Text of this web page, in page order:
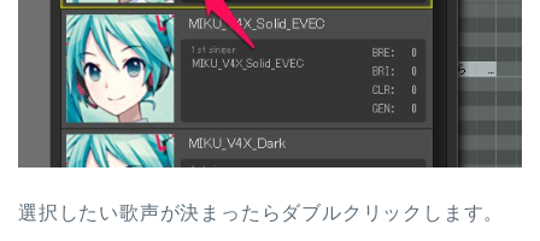
選択したい歌声が決まったらダブルクリックします。